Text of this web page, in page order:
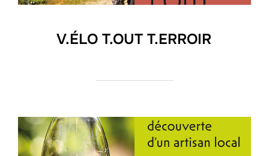
V.ÉLO T.OUT T.ERROIR